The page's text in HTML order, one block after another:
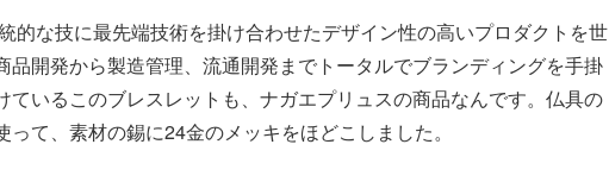
的な技に最先端技術を掛け合わせたデザイン性の高いプロダクトを世
品開発から製造管理、流通開発までトータルでブランディングを手掛
ているこのブレスレットも、ナガエプリュスの商品なんです。仏具の
て、素材の錫に24金のメッキをほどこしました。